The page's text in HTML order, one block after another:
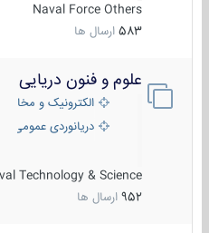
Naval Force Others
583 ارسال ها
علوم و فنون دریایی
الکترونیک و مخابرات
دریانوردی عمومی
Technology & Science
952 ارسال ها